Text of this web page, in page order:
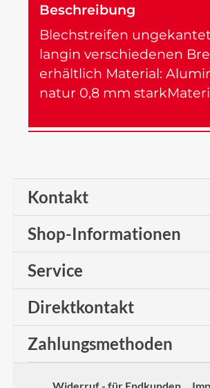
Beschreibung
Blechstreifen
langin verschiedenen
erhältlich Material:
natur 0,8 mm
Kontakt
Shop-Informationen
Service
Direktkontakt
Zahlungsmethoden